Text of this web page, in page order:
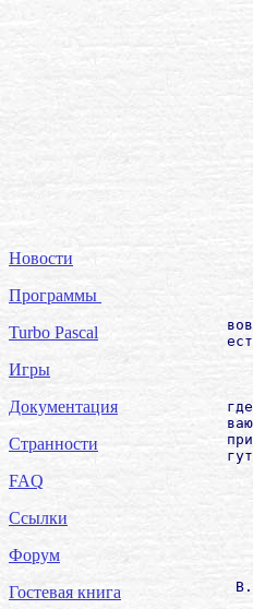
Новости
Программы
Turbo Pascal
Игры
Документация
Странности
FAQ
Ссылки
Форум
Гостевая книга